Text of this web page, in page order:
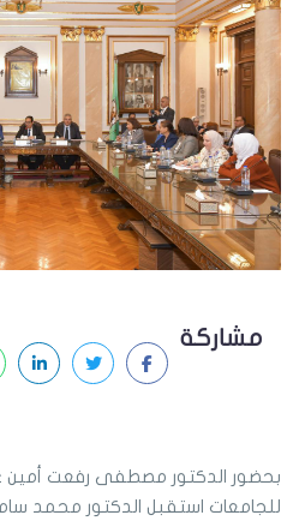
مشاركة
بحضور الدكتور مصطفى رفعت أمين
للجامعات استقبل الدكتور محمد